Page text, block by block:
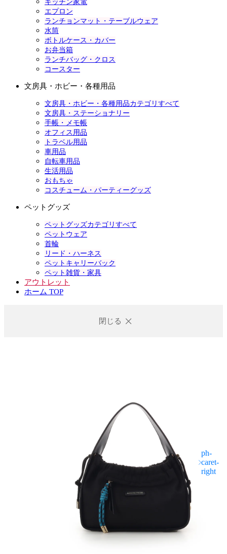
キッチン家電
エプロン
ランチョンマット・テーブルウェア
水筒
ボトルケース・カバー
お弁当箱
ランチバッグ・クロス
コースター
文房具・ホビー・各種用品
文房具・ホビー・各種用品カテゴリすべて
文房具・ステーショナリー
手帳・メモ帳
オフィス用品
トラベル用品
車用品
自転車用品
生活用品
おもちゃ
コスチューム・パーティーグッズ
ペットグッズ
ペットグッズカテゴリすべて
ペットウェア
首輪
リード・ハーネス
ペットキャリーバック
ペット雑貨・家具
アウトレット
ホーム TOP
閉じる